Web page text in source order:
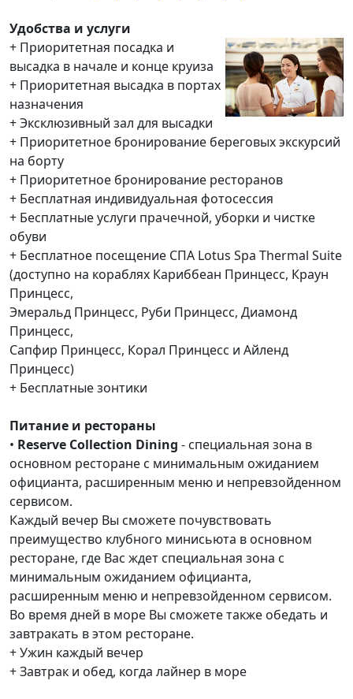
Удобства и услуги
+ Приоритетная посадка и
высадка в начале и конце круиза
+ Приоритетная высадка в портах
назначения
+ Эксклюзивный зал для высадки
+ Приоритетное бронирование береговых экскурсий
на борту
+ Приоритетное бронирование ресторанов
+ Бесплатная индивидуальная фотосессия
+ Бесплатные услуги прачечной, уборки и чистке
обуви
+ Бесплатное посещение СПА Lotus Spa Thermal Suite
(доступно на кораблях Кариббеан Принцесс, Краун
Принцесс,
Эмеральд Принцесс, Руби Принцесс, Диамонд
Принцесс,
Сапфир Принцесс, Корал Принцесс и Айленд
Принцесс)
+ Бесплатные зонтики
Питание и рестораны
• Reserve Collection Dining - специальная зона в
основном ресторане с минимальным ожиданием
официанта, расширенным меню и непревзойденном
сервисом.
Каждый вечер Вы сможете почувствовать
преимущество клубного минисьюта в основном
ресторане, где Вас ждет специальная зона с
минимальным ожиданием официанта,
расширенным меню и непревзойденном сервисом.
Во время дней в море Вы сможете также обедать и
завтракать в этом ресторане.
+ Ужин каждый вечер
+ Завтрак и обед, когда лайнер в море